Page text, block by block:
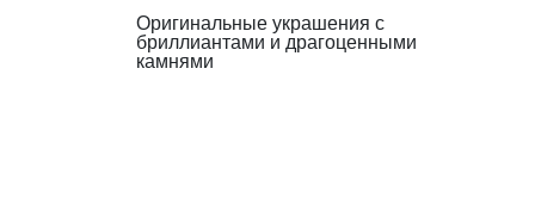
Оригинальные украшения с
бриллиантами и драгоценными
камнями